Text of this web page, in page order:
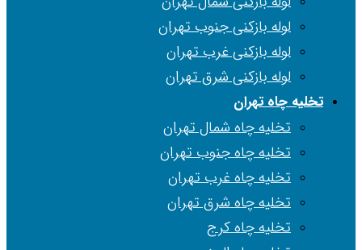
لوله بازکنی جنوب تهران
لوله بازکنی غرب تهران
لوله بازکنی شرق تهران
تخلیه چاه تهران
تخلیه چاه شمال تهران
تخلیه چاه جنوب تهران
تخلیه چاه غرب تهران
تخلیه چاه شرق تهران
تخلیه چاه کرج